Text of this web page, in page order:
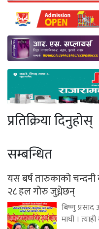
प्रतिक्रिया दिनुहोस्
सम्बन्धित
यस बर्ष तारुकाको चन्दनी
२८ हल गोरु जुध्नेछन्
बिष्णु
माघी ।